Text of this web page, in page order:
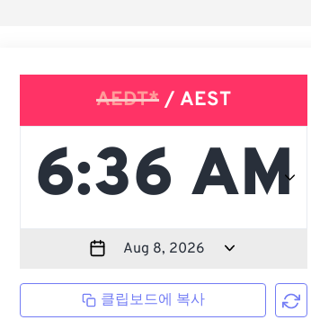
AEDT* / AEST
클립보드에 복사